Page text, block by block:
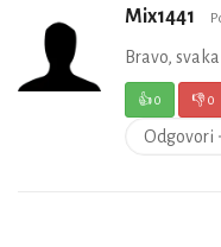
Mix1441
Bravo,
👍0 👎0
Odgovori